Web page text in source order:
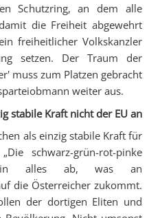
Schutzring, an dem alle
die Freiheit abgewehrt
freiheitlicher Volkskanzler
setzen. Der Traum der
muss zum Platzen gebracht
weiter aus.
stabile Kraft nicht der EU an
als einzig stabile Kraft für
schwarz-grün-rot-pinke
alles ab, was an
die Österreicher zukommt.
der dortigen Eliten und